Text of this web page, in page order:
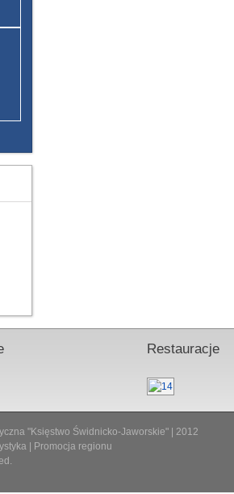
Restauracje
"Księstwo Świdnicko-Jaworskie" | 2012
| Promocja regionu